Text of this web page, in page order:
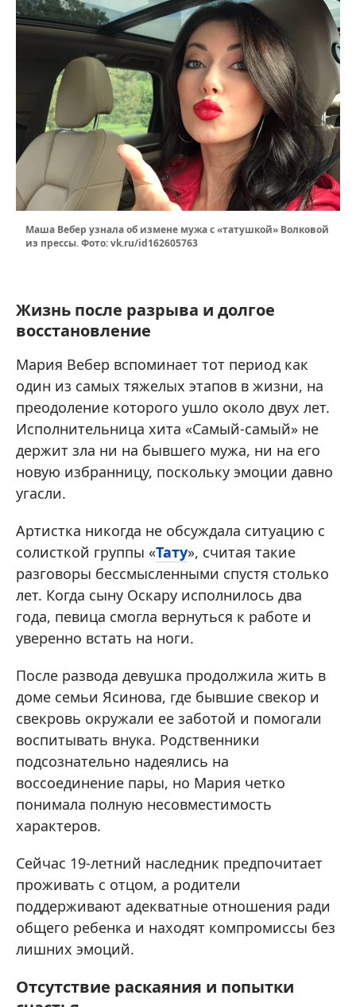
Маша Вебер узнала об измене мужа с «татушкой» Волковой
из прессы. Фото: vk.ru/id162605763
Жизнь после разрыва и долгое
восстановление
Мария Вебер вспоминает тот период как
один из самых тяжелых этапов в жизни, на
преодоление которого ушло около двух лет.
Исполнительница хита «Самый-самый» не
держит зла ни на бывшего мужа, ни на его
новую избранницу, поскольку эмоции давно
угасли.
Артистка никогда не обсуждала ситуацию с
солисткой группы «Тату», считая такие
разговоры бессмысленными спустя столько
лет. Когда сыну Оскару исполнилось два
года, певица смогла вернуться к работе и
уверенно встать на ноги.
После развода девушка продолжила жить в
доме семьи Ясинова, где бывшие свекор и
свекровь окружали ее заботой и помогали
воспитывать внука. Родственники
подсознательно надеялись на
воссоединение пары, но Мария четко
понимала полную несовместимость
характеров.
Сейчас 19-летний наследник предпочитает
проживать с отцом, а родители
поддерживают адекватные отношения ради
общего ребенка и находят компромиссы без
лишних эмоций.
Отсутствие раскаяния и попытки